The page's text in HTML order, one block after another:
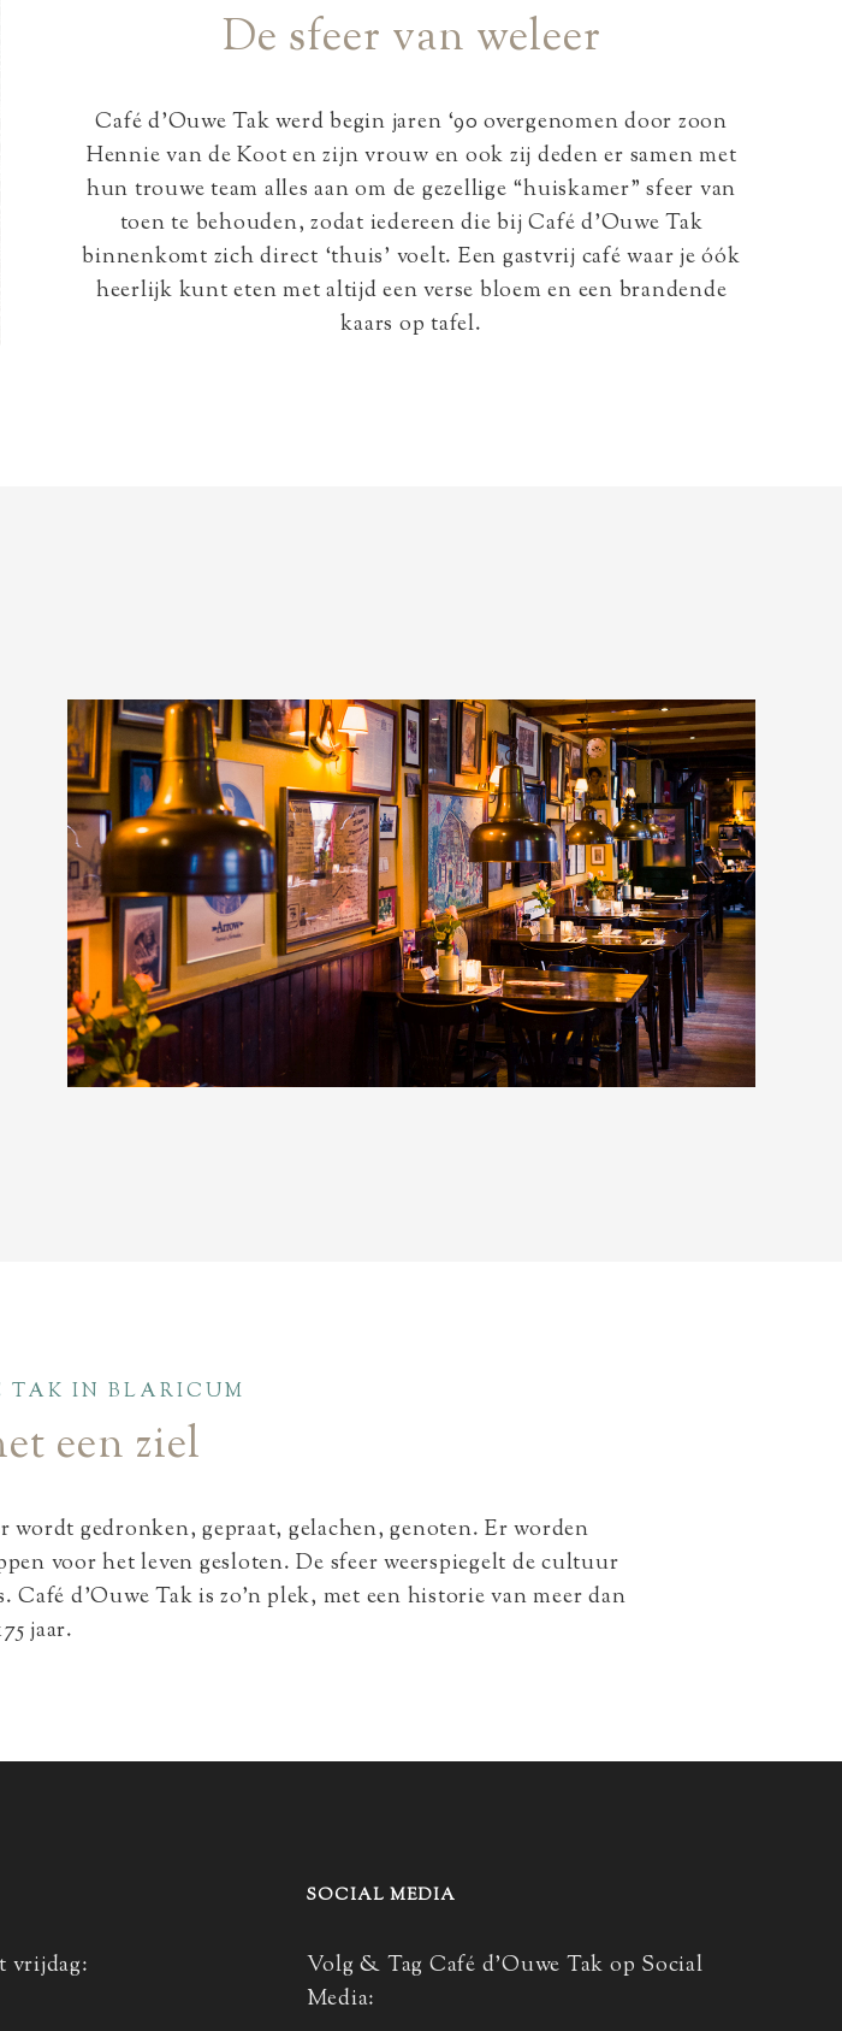
De sfeer van weleer
Café d’Ouwe Tak werd begin jaren ‘90 overgenomen door zoon
Hennie van de Koot en zijn vrouw en ook zij deden er samen met
hun trouwe team alles aan om de gezellige “huiskamer” sfeer van
toen te behouden, zodat iedereen die bij Café d’Ouwe Tak
binnenkomt zich direct ‘thuis’ voelt. Een gastvrij café waar je óók
heerlijk kunt eten met altijd een verse bloem en een brandende
kaars op tafel.
TAK IN BLARICUM
een ziel
wordt gedronken, gepraat, gelachen, genoten. Er worden
voor het leven gesloten. De sfeer weerspiegelt de cultuur
d’Ouwe Tak is zo’n plek, met een historie van meer dan
jaar.
vrijdag:
SOCIAL MEDIA
Volg & Tag Café d’Ouwe Tak op Social
Media: